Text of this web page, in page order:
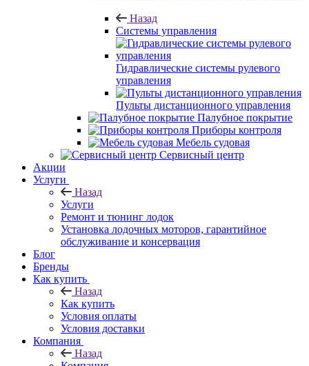
Назад
Системы управления
Гидравлические системы рулевого
управления
Пульты дистанционного управления
Палубное покрытие
Приборы контроля
Мебель судовая
Сервисный центр
Акции
Услуги
Назад
Услуги
Ремонт и тюнинг лодок
Установка лодочных моторов, гарантийное
обслуживание и консервация
Блог
Бренды
Как купить
Назад
Как купить
Условия оплаты
Условия доставки
Компания
Назад